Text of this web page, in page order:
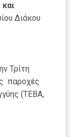
Διάκου
Τρίτη
παροχές
(ΤΕΒΑ,